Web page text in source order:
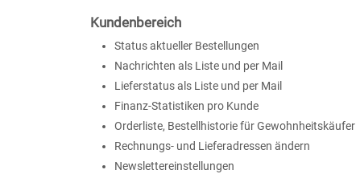
Kundenbereich
Status aktueller Bestellungen
Nachrichten als Liste und per Mail
Lieferstatus als Liste und per Mail
Finanz-Statistiken pro Kunde
Orderliste, Bestellhistorie für Gewohnheitskäufer
Rechnungs- und Lieferadressen ändern
Newslettereinstellungen